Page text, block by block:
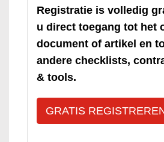
Registratie is volledig
u direct toegang tot het
document of artikel en
andere checklists,
& tools.
GRATIS